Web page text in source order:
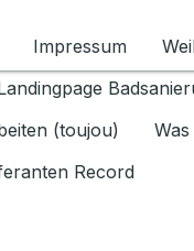
für
Impressum
(toujou)
Record